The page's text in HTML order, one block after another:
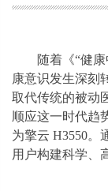
随着《“健
康意识发生深刻
取代传统的被动
顺应这一时代趋
为擎云 H3550。
用户构建科学、